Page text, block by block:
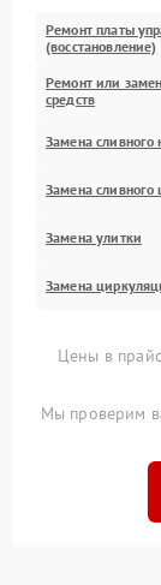
Ремонт платы
(восстановление)
Ремонт или
средств
Замена сливного
Замена сливного
Замена улитки
Замена
Цены в
Мы проверим